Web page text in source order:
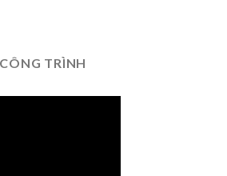
TRÌNH